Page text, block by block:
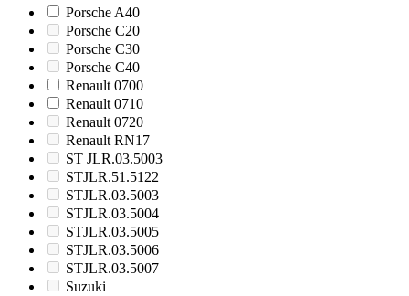
Porsche A40
Porsche C20
Porsche C30
Porsche C40
Renault 0700
Renault 0710
Renault 0720
Renault RN17
ST JLR.03.5003
STJLR.51.5122
STJLR.03.5003
STJLR.03.5004
STJLR.03.5005
STJLR.03.5006
STJLR.03.5007
Suzuki